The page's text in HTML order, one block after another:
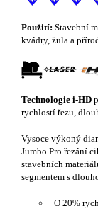
Použití: Stavební
kvádry, žula a
Technologie i-HD
rychlostí řezu,
Vysoce výkoný
Jumbo.Pro řezání
stavebních
segmentem s
O 20%